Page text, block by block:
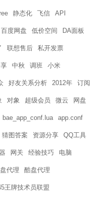
静态化 飞信 API
百度网盘 低价空间 DA面板
联想售后 私开发票
中秋 调班 小米
好友关系分析 2012年 订阅
对象 超级会员 微云 网盘
bae_app_conf.lua app.conf
猜图答案 资源分享 QQ工具
网关 经验技巧 电脑
代理 酷盘代理
王牌技术员联盟